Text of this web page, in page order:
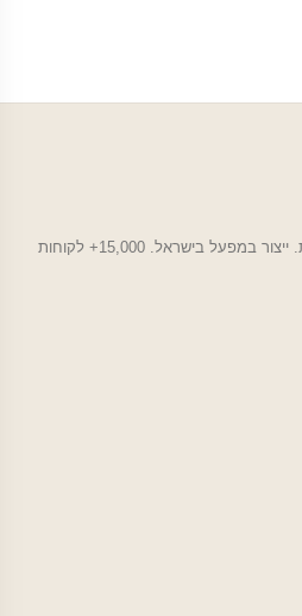
טפטים, מדבקות קיר וציפויי זכוכית. ייצור במפעל בישראל. 15,000+ לקוחות